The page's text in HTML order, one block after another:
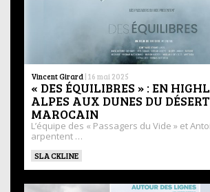
Vincent Girard | 16 mai 2025
« DES ÉQUILIBRES » : EN
ALPES AUX DUNES DU DÉSERT
MAROCAIN
L’équipe des « Passagers du Vide » et
arpentent …
SLACKLINE